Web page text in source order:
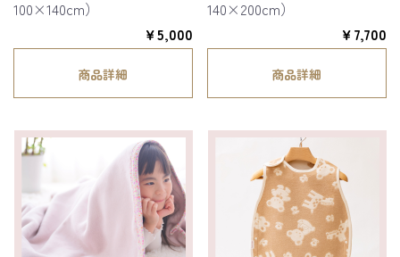
100×140cm）
￥5,000
商品詳細
140×200cm）
￥7,700
商品詳細